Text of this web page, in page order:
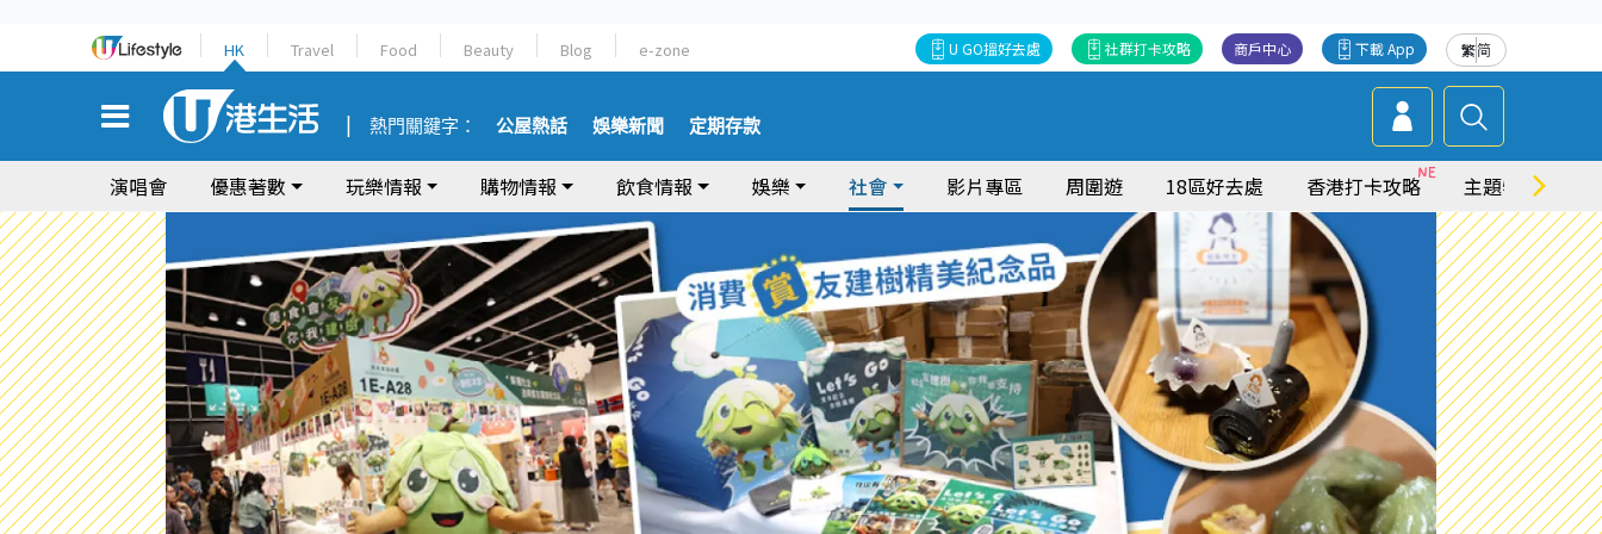
HK Travel Food Beauty Blog e-zone 繁简
下載 App
商戶中心
社群打卡攻略
U GO搵好去處
熱門關鍵字： 公屋熱話 娛樂新聞 定期存款
演唱會 優惠著數 玩樂情報 購物情報 飲食情報 娛樂 社會 影片專區 周圍遊 18區好去處 香港打卡攻略 主題特集